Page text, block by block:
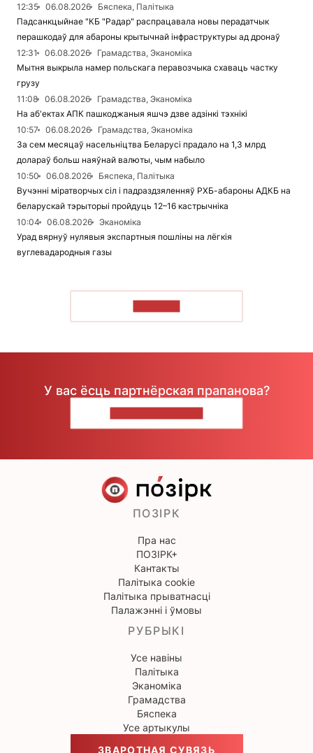
12:35
06.08.2026
Бяспека, Палітыка
Падсанкцыйнае "КБ "Радар" распрацавала новы перадатчык
перашкодаў для абароны крытычнай інфраструктуры ад дронаў
12:31
06.08.2026
Грамадства, Эканоміка
Мытня выкрыла намер польскага перавозчыка схаваць частку
грузу
11:08
06.08.2026
Грамадства, Эканоміка
На аб'ектах АПК пашкоджаныя яшчэ дзве адзінкі тэхнікі
10:57
06.08.2026
Грамадства, Эканоміка
За сем месяцаў насельніцтва Беларусі прадало на 1,3 млрд
долараў больш наяўнай валюты, чым набыло
10:50
06.08.2026
Бяспека, Палітыка
Вучэнні міратворчых сіл і падраздзяленняў РХБ-абароны АДКБ на
беларускай тэрыторыі пройдуць 12–16 кастрычніка
10:04
06.08.2026
Эканоміка
Урад вярнуў нулявыя экспартныя пошліны на лёгкія
вуглевадародныя газы
У вас ёсць партнёрская прапанова?
ПОЗІРК
Пра нас
ПОЗІРК+
Кантакты
Палітыка cookie
Палітыка прыватнасці
Палажэнні і ўмовы
РУБРЫКІ
Усе навіны
Палітыка
Эканоміка
Грамадства
Бяспека
Усе артыкулы
ЗВАРОТНАЯ СУВЯЗЬ